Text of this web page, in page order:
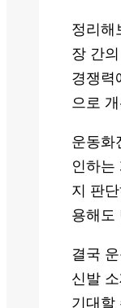
정리해
장 간
경쟁력
으로
운동화
인하는
지 판
용해도
결국
신발
기대할